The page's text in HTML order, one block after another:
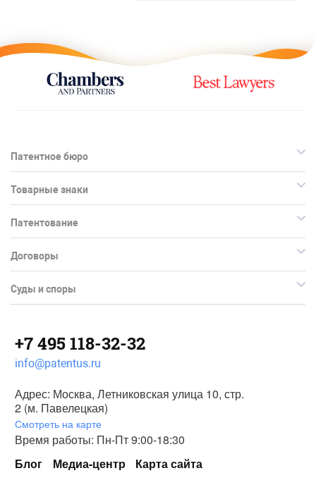
Патентное бюро
Товарные знаки
Патентование
Договоры
Суды и споры
+7 495 118-32-32
info@patentus.ru
Адрес: Москва, Летниковская улица 10, стр.
2 (м. Павелецкая)
Смотреть на карте
Время работы: Пн-Пт 9:00-18:30
Блог
Медиа-центр Карта сайта